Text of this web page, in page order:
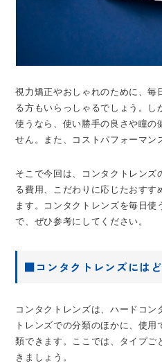
視力矯正やおしゃれのために、毎
る方もいらっしゃるでしょう。し
使うなら、使い勝手の良さや瞳の
せん。また、コストパフォーマン
そこで今回は、コンタクトレン
る費用、こだわりに応じたおすす
ます。コンタクトレンズを毎日
で、ぜひ参考にしてください。
■コンタクトレンズには
コンタクトレンズは、ハードコン
トレンズでの分類のほかに、使
類できます。ここでは、タイプご
きましょう。